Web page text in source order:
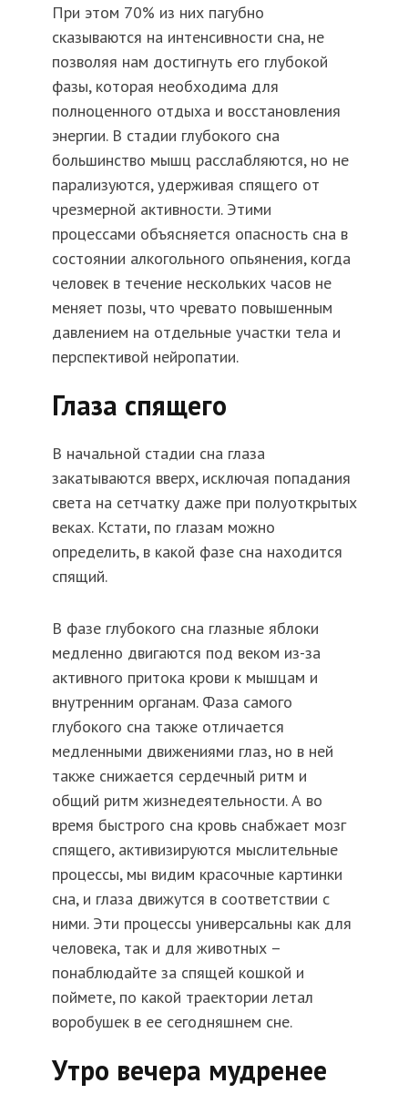
При этом 70% из них пагубно
сказываются на интенсивности сна, не
позволяя нам достигнуть его глубокой
фазы, которая необходима для
полноценного отдыха и восстановления
энергии. В стадии глубокого сна
большинство мышц расслабляются, но не
парализуются, удерживая спящего от
чрезмерной активности. Этими
процессами объясняется опасность сна в
состоянии алкогольного опьянения, когда
человек в течение нескольких часов не
меняет позы, что чревато повышенным
давлением на отдельные участки тела и
перспективой нейропатии.
Глаза спящего
В начальной стадии сна глаза
закатываются вверх, исключая попадания
света на сетчатку даже при полуоткрытых
веках. Кстати, по глазам можно
определить, в какой фазе сна находится
спящий.
В фазе глубокого сна глазные яблоки
медленно двигаются под веком из-за
активного притока крови к мышцам и
внутренним органам. Фаза самого
глубокого сна также отличается
медленными движениями глаз, но в ней
также снижается сердечный ритм и
общий ритм жизнедеятельности. А во
время быстрого сна кровь снабжает мозг
спящего, активизируются мыслительные
процессы, мы видим красочные картинки
сна, и глаза движутся в соответствии с
ними. Эти процессы универсальны как для
человека, так и для животных –
понаблюдайте за спящей кошкой и
поймете, по какой траектории летал
воробушек в ее сегодняшнем сне.
Утро вечера мудренее